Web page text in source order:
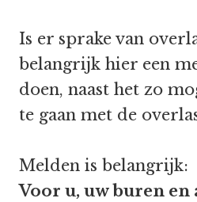
Is er sprake van
belangrijk hier een
doen, naast het zo
te gaan met de
Melden is belangrijk:
Voor u, uw buren en